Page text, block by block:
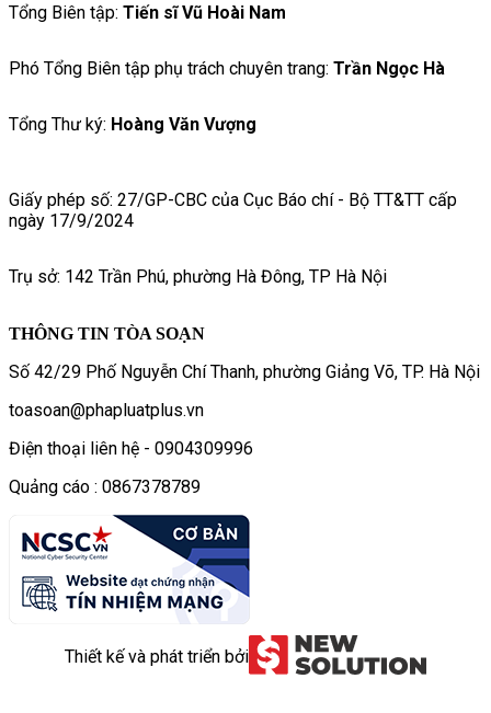
Tổng Biên tập: Tiến sĩ Vũ Hoài Nam
Phó Tổng Biên tập phụ trách chuyên trang: Trần Ngọc Hà
Tổng Thư ký: Hoàng Văn Vượng
Giấy phép số: 27/GP-CBC của Cục Báo chí - Bộ TT&TT cấp
ngày 17/9/2024
Trụ sở: 142 Trần Phú, phường Hà Đông, TP Hà Nội
THÔNG TIN TÒA SOẠN
Số 42/29 Phố Nguyễn Chí Thanh, phường Giảng Võ, TP. Hà Nội
toasoan@phapluatplus.vn
Điện thoại liên hệ - 0904309996
Quảng cáo : 0867378789
Thiết kế và phát triển bởi